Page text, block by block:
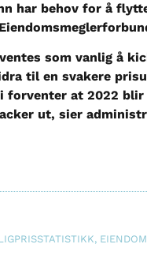
har behov for å
som vanlig å
til en svakere
forventer at 2022
ut, sier
,